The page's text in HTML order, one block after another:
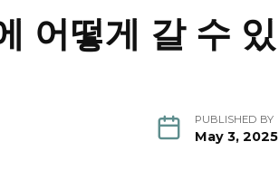
어떻게 갈 수 있
PUBLISHED BY
May 3, 2025